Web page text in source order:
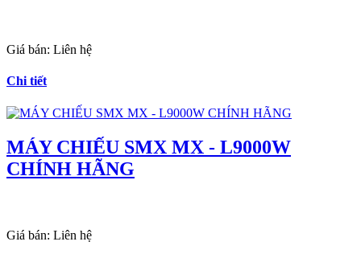
Giá bán: Liên hệ
Chi tiết
MÁY CHIẾU SMX MX - L9000W
CHÍNH HÃNG
Giá bán: Liên hệ